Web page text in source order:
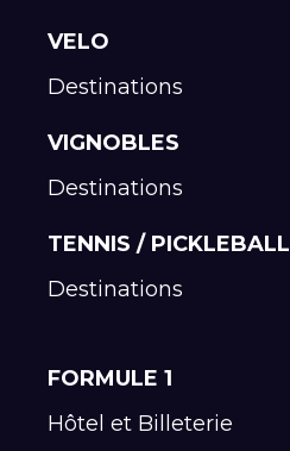
VELO
Destinations
VIGNOBLES
Destinations
TENNIS / PICKLEBALL
Destinations
FORMULE 1
Hôtel et Billeterie